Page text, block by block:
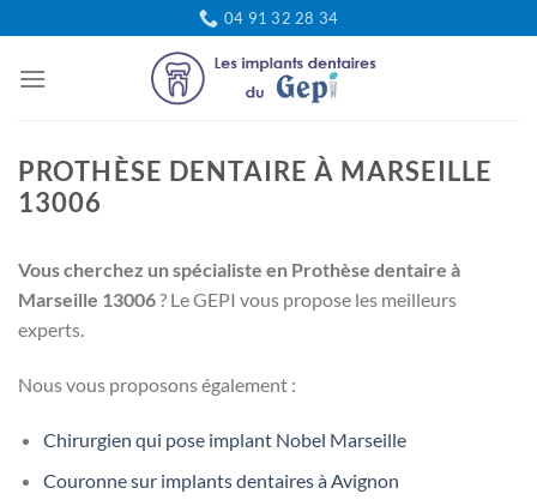
contenu
04 91 32 28 34
PROTHÈSE DENTAIRE À MARSEILLE
13006
Vous cherchez un spécialiste en Prothèse dentaire à
Marseille 13006? Le GEPI vous propose les meilleurs
experts.
Nous vous proposons également :
Chirurgien qui pose implant Nobel Marseille
Couronne sur implants dentaires à Avignon